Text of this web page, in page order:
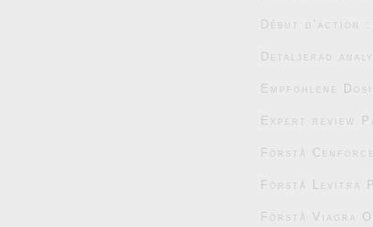
Début d’action
Detaljerad
Empfohlene
Expert review
Förstå
Förstå Levitra
Förstå Viagra